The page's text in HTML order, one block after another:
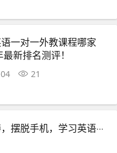
一对一外教课程哪家
新排名测评！
21
摆脱手机，学习英语···